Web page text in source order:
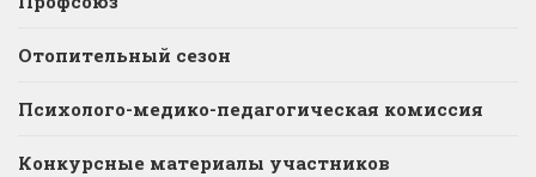
Отопительный сезон
Психолого-медико-педагогическая комиссия
Конкурсные материалы участников